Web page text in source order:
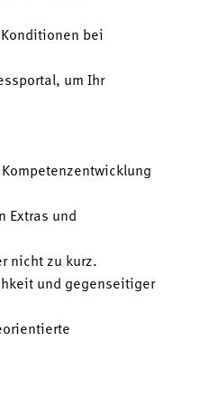
bei
um Ihr
Extras und
nicht zu kurz.
und gegenseitiger